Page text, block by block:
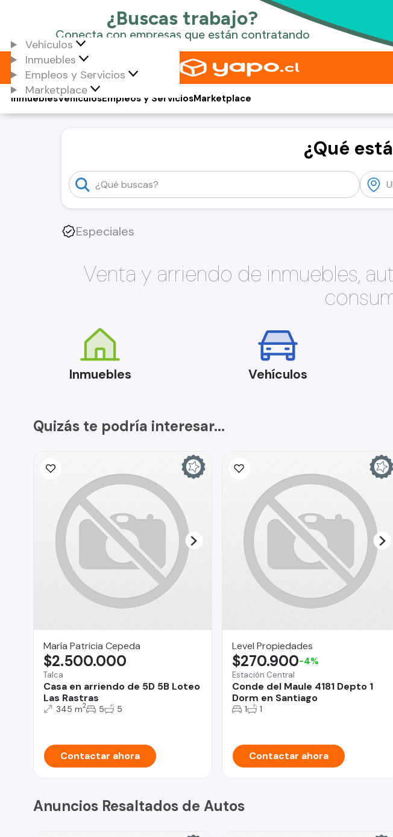
Vehículos
Inmuebles
Empleos y Servicios
Marketplace
Vehículos
Inmuebles Empleos y ServiciosMarketplace
¿Qué
Especiales
Venta y arriendo de inmuebles,
Inmuebles Vehículos
Quizás te podría interesar...
María Patricia Cepeda
Talca
Casa en arriendo de 5D 5B Loteo
Las Rastras
$2.500.000
345 m2 5 5
Contactar ahora
Level Propiedades
Estación Central
Conde del Maule 4181 Depto 1
Dorm en Santiago
$270.900-4%
1 1
Contactar ahora
Anuncios Resaltados de Autos